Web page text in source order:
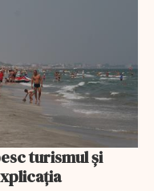
turismul și